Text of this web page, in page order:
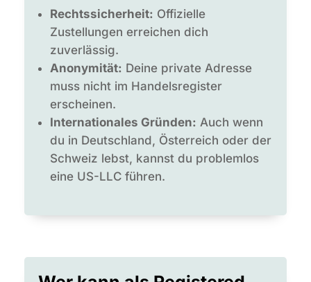
Rechtssicherheit: Offizielle
Zustellungen erreichen dich
zuverlässig.
Anonymität: Deine private Adresse
muss nicht im Handelsregister
erscheinen.
Internationales Gründen: Auch wenn
du in Deutschland, Österreich oder der
Schweiz lebst, kannst du problemlos
eine US-LLC führen.